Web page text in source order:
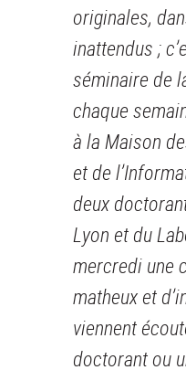
originales,
inattendus ;
séminaire de
chaque
à la Maison
et de
deux
Lyon et du
mercredi une
matheux et
viennent
doctorant ou